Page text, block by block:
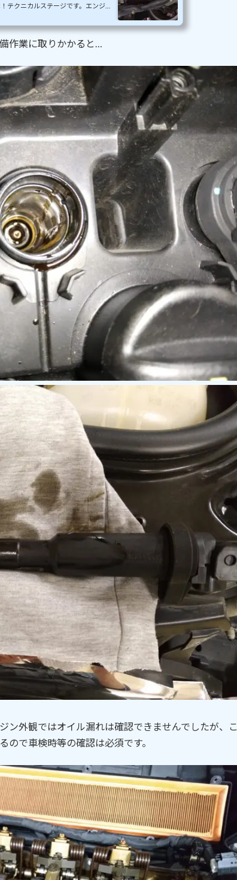
テクニカルステージです。エンジン
キ作動に必要なブレーキフルード
ことありませんが、ATFやCVTFは
作業に取りかかると…
ン外観ではオイル漏れは確認できませんでしたが、こ
ので車検時等の確認は必須です。